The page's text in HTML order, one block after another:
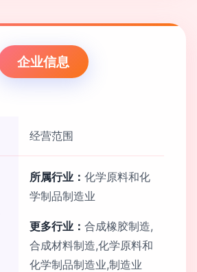
企业信息
经营范围
所属行业： 化学原料和化
学制品制造业
更多行业： 合成橡胶制造,
合成材料制造,化学原料和
化学制品制造业,制造业